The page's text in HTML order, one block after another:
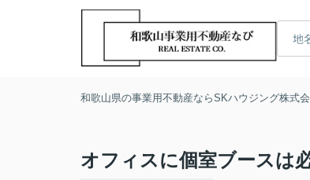
和歌山県の事業用不動産ならSKハウジング株式
オフィスに個室ブースは